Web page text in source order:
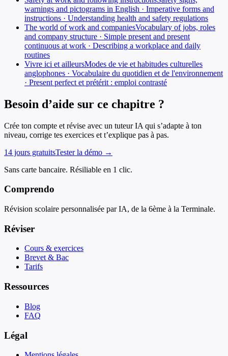
warnings and pictograms in English · Imperative forms and
instructions · Understanding health and safety regulations
The world of work and companiesVocabulary of jobs, roles
and company structure · Simple present and present
continuous at work · Describing a workplace and daily
routines
Vivre ici et ailleursModes de vie et habitudes culturelles
anglophones · Vocabulaire du quotidien et de l'environnement
· Present perfect et prétérit : emploi contrasté
Besoin d’aide sur ce chapitre ?
Crée ton compte et révise avec un tuteur IA qui s’adapte à ton
niveau, corrige tes exercices et t’explique pas à pas.
14 jours gratuitsTester la démo →
Sans carte bancaire. Résiliable en 1 clic.
Comprendo
Révision scolaire personnalisée par IA, de la 6ème à la Terminale.
Réviser
Cours & exercices
Brevet & Bac
Tarifs
Ressources
Blog
FAQ
Légal